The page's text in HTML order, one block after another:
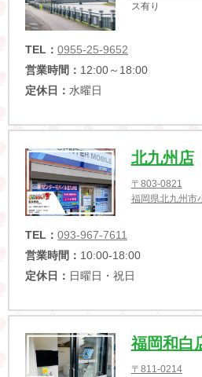
ス有り
TEL： 0955-25-9652
営業時間： 12:00～18:00
定休日： 水曜日
北九州店
〒803-0821
福岡県北九州市
TEL： 093-967-7611
営業時間： 10:00-18:00
定休日： 日曜日・祝日
福岡和白
〒811-0214